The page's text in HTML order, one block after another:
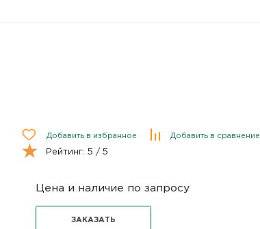
Добавить в избранное Добавить в сравнение
Рейтинг: 5 / 5
Цена и наличие по запросу
ЗАКАЗАТЬ